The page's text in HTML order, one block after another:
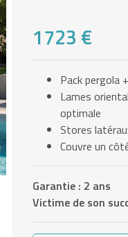
1723 €
Pack pergola
Lames
optimale
Stores
Couvre un
Garantie : 2 ans
Victime de son